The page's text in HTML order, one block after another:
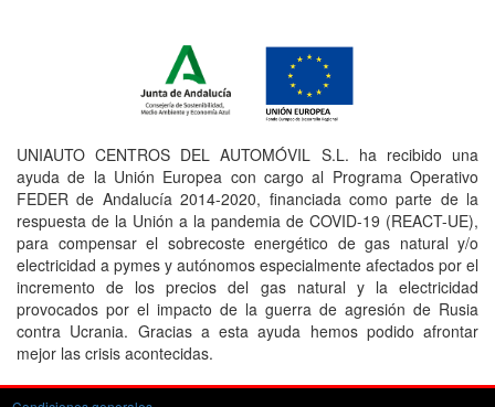
UNIAUTO CENTROS DEL AUTOMÓVIL S.L. ha recibido una
ayuda de la Unión Europea con cargo al Programa Operativo
FEDER de Andalucía 2014-2020, financiada como parte de la
respuesta de la Unión a la pandemia de COVID-19 (REACT-UE),
para compensar el sobrecoste energético de gas natural y/o
electricidad a pymes y autónomos especialmente afectados por el
incremento de los precios del gas natural y la electricidad
provocados por el impacto de la guerra de agresión de Rusia
contra Ucrania. Gracias a esta ayuda hemos podido afrontar
mejor las crisis acontecidas.